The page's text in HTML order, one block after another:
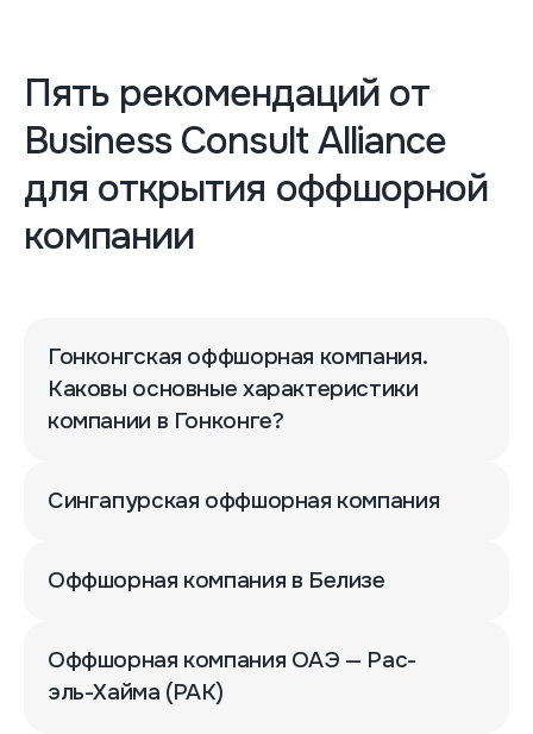
Пять рекомендаций от
Business Consult Alliance
для открытия оффшорной
компании
Гонконгская оффшорная компания.
Каковы основные характеристики
компании в Гонконге?
Сингапурская оффшорная компания
Оффшорная компания в Белизе
Оффшорная компания ОАЭ — Рас-
эль-Хайма (РАК)